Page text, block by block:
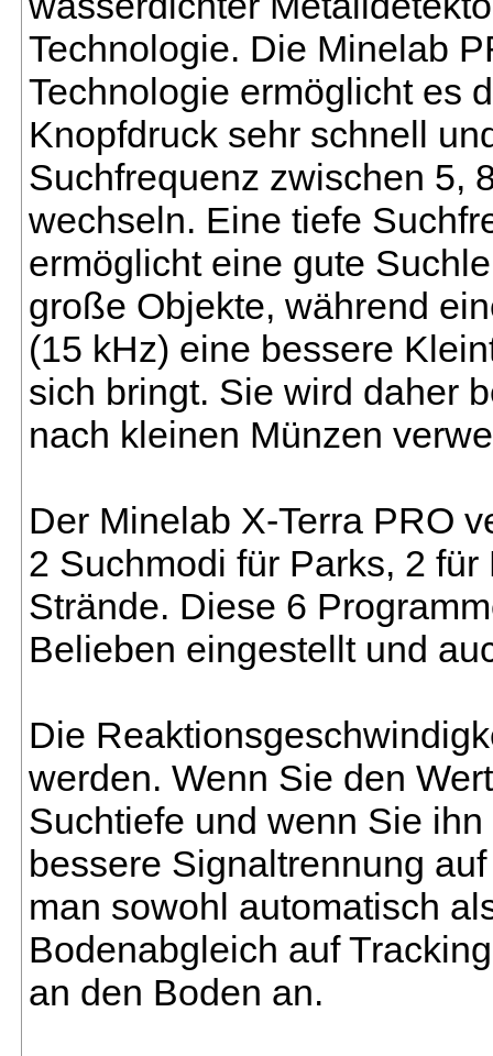
Technologie. Die Minelab
Technologie ermöglicht es
Knopfdruck sehr schnell
Suchfrequenz zwischen 5,
wechseln. Eine tiefe
ermöglicht eine gute
große Objekte, während
(15 kHz) eine bessere
sich bringt. Sie wird daher
nach kleinen Münzen
Der Minelab X-Terra PRO
2 Suchmodi für Parks, 2
Strände. Diese 6
Belieben eingestellt und
Die
werden. Wenn Sie den
Suchtiefe und wenn Sie
bessere Signaltrennung
man sowohl automatisch
Bodenabgleich auf
an den Boden an.